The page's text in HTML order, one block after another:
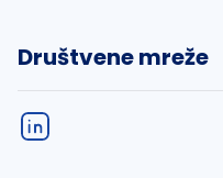
Društvene mreže